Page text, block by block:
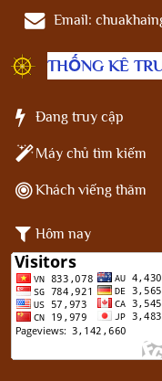
Email:
THỐNG KÊ
Đang truy cập
Máy chủ tìm kiếm
Khách viếng thăm
Hôm nay